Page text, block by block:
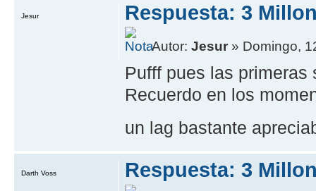
Respuesta: 3
Autor:Jesur » Domingo,
Pufff pues las
Recuerdo en los
un lag bastante
Jesur
Respuesta: 3
Darth Voss